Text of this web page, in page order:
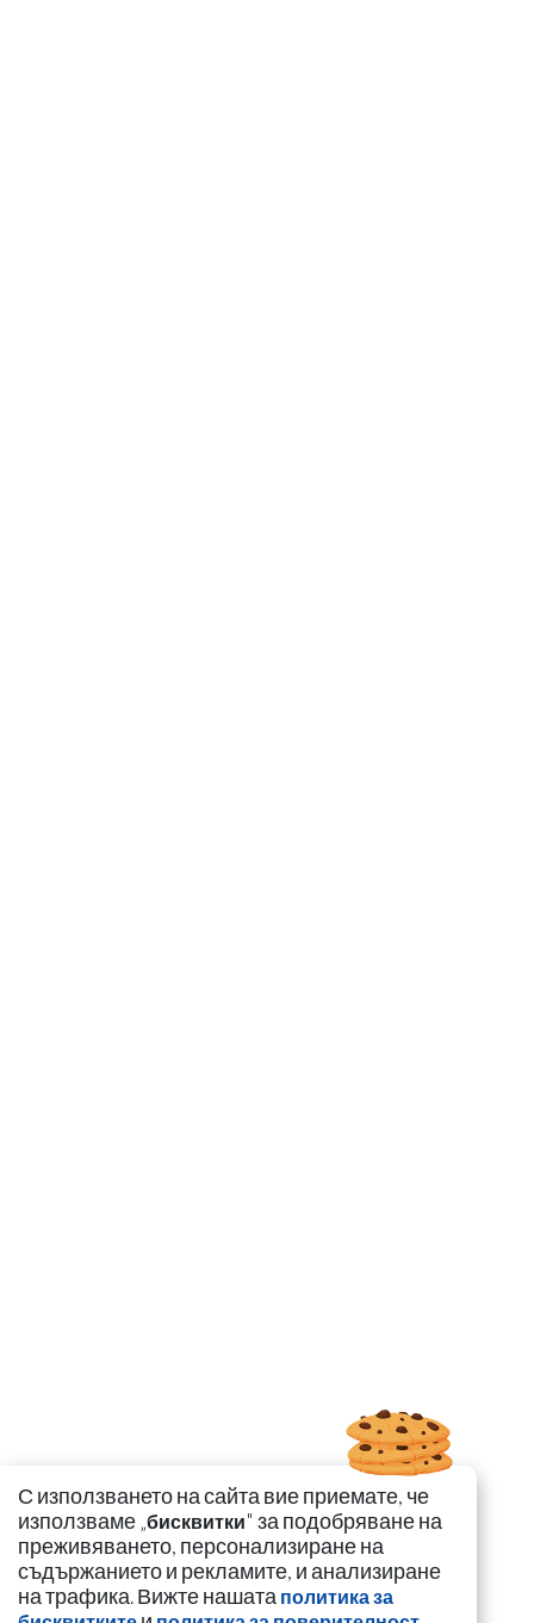
С използването на сайта вие приемате, че
използваме „бисквитки" за подобряване на
преживяването, персонализиране на
съдържанието и рекламите, и анализиране
на трафика. Вижте нашата политика за